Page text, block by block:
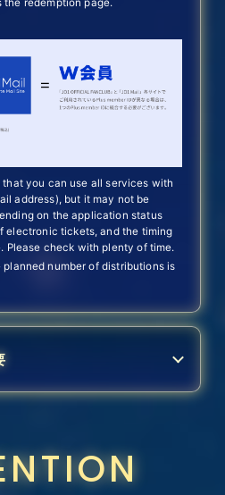
you can use all services with
address), but it may not be
on the application status
electronic tickets, and the timing
Please check with plenty of time.
number of distributions is